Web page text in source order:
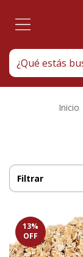
Inicio
Filtrar
13%
OFF